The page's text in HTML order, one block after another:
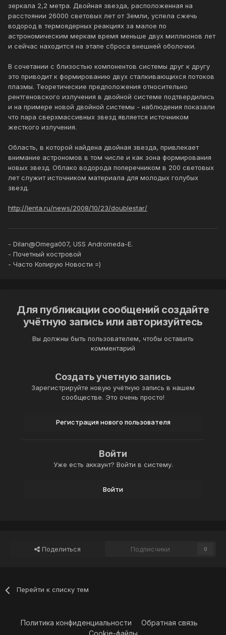
зеркала 2,2 метра. Двойная звезда, расположенная на
расстоянии 26000 световых лет от Земли, успела сжечь
водород в термоядерных реакциях за малое по
астрономическим меркам время меньше двух миллионов лет
и сейчас находится на этапе сброса внешней оболочки.
В сочетании с близостью компонентов системы друг к другу
это приводит к формированию двух сталкивающихся потоков
плазмы. Теоретические предположения относительно
рентгеновского излучения в двойной системе подтвердились
и на примере новой двойной системы - наблюдения показали
что пара сверхмассивных звезд является источником
жесткого излучения.
Область, в которой найдена двойная звезда, привлекает
внимание астрономов в том числе и как зона формирования
новых звезд. Облако водорода поперечником в 200 световых
лет служит источником материала для молодых голубых
звезд.
http://lenta.ru/news/2008/10/23/doublestar/
- Dilan@Omega007, USS Andromeda-E.
- Почетный костровой
- Часто Копирую Новости =)
Для публикации сообщений создайте
учётную запись или авторизуйтесь
Вы должны быть пользователем, чтобы оставить
комментарий
Создать учетную запись
Зарегистрируйте новую учётную запись в нашем
сообществе. Это очень просто!
Регистрация нового пользователя
Войти
Уже есть аккаунт? Войти в систему.
Войти
Поделиться Подписчики 0
Перейти к списку тем
Политика конфиденциальности
Обратная связь